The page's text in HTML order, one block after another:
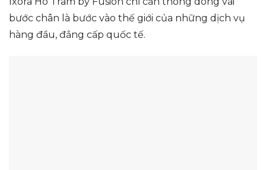
bước chân là bước vào thế giới của những dịch vụ
hàng đầu, đẳng cấp quốc tế.